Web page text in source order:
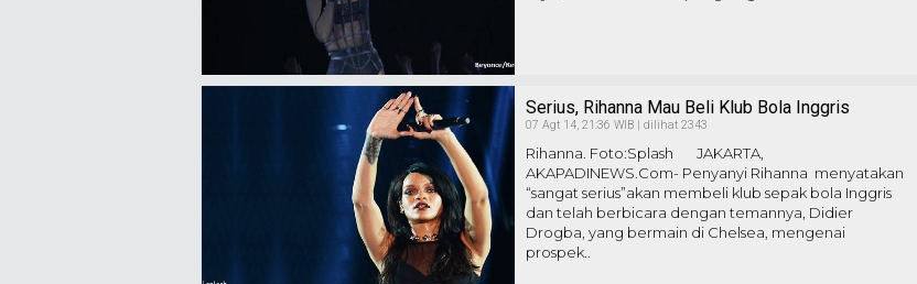
Serius, Rihanna Mau Beli Klub Bola Inggris
07 Agt 14, 21:36 WIB | dilihat 2343
Rihanna. Foto:Splash JAKARTA,
AKAPADINEWS.Com- Penyanyi Rihanna menyatakan
“sangat serius”akan membeli klub sepak bola Inggris
dan telah berbicara dengan temannya, Didier
Drogba, yang bermain di Chelsea, mengenai
prospek..